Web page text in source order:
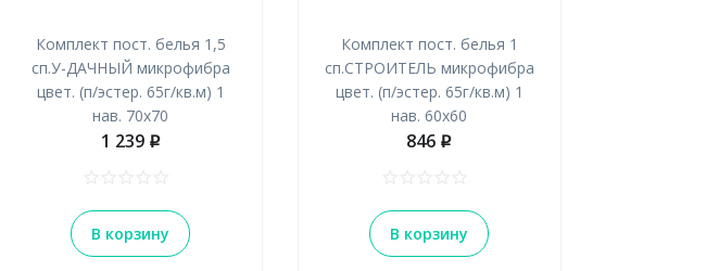
Комплект пост. белья 1,5
сп.У-ДАЧНЫЙ микрофибра
цвет. (п/эстер. 65г/кв.м) 1
нав. 70х70
1 239 p
В корзину
Комплект пост. белья 1
сп.СТРОИТЕЛЬ микрофибра
цвет. (п/эстер. 65г/кв.м) 1
нав. 60х60
846 p
В корзину